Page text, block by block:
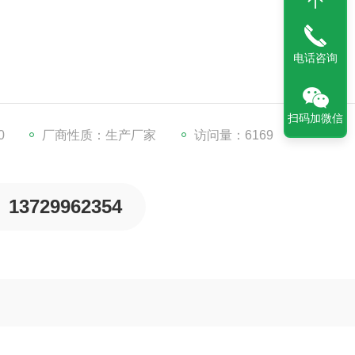
高。
厂商性质：生产厂家 访问量：6169
13729962354
电话咨询
扫码加微信